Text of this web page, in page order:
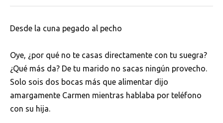
Desde la cuna pegado al pecho
Oye, ¿por qué no te casas directamente con tu suegra?
¿Qué más da? De tu marido no sacas ningún provecho.
Solo sois dos bocas más que alimentar dijo
amargamente Carmen mientras hablaba por teléfono
con su hija.